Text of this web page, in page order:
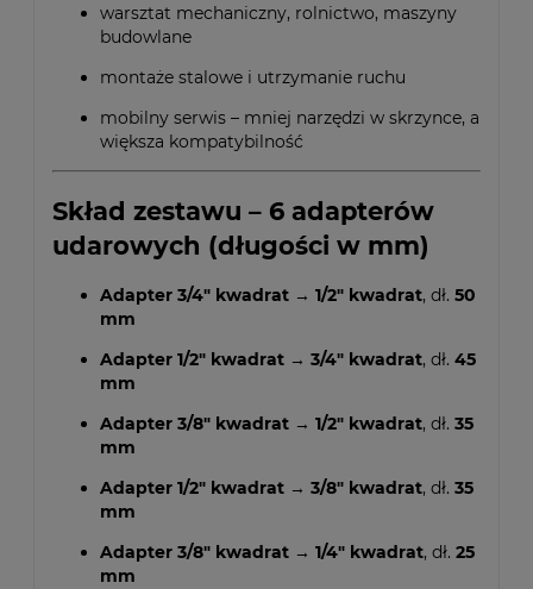
warsztat mechaniczny, rolnictwo, maszyny
budowlane
montaże stalowe i utrzymanie ruchu
mobilny serwis – mniej narzędzi w skrzynce, a
większa kompatybilność
Skład zestawu – 6 adapterów
udarowych (długości w mm)
Adapter 3/4" kwadrat → 1/2" kwadrat, dł. 50
mm
Adapter 1/2" kwadrat → 3/4" kwadrat, dł. 45
mm
Adapter 3/8" kwadrat → 1/2" kwadrat, dł. 35
mm
Adapter 1/2" kwadrat → 3/8" kwadrat, dł. 35
mm
Adapter 3/8" kwadrat → 1/4" kwadrat, dł. 25
mm